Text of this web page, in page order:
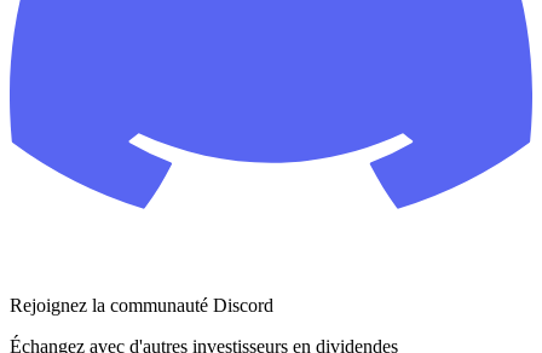
Rejoignez la communauté Discord
Échangez avec d'autres investisseurs en dividendes